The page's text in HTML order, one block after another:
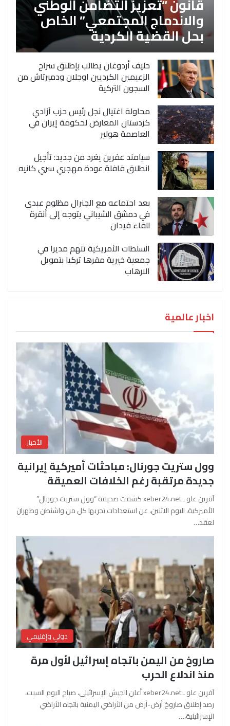
والاندماج المجتمعي” الخاص
بحل القضية الكردية
حليف أردوغان يطالب بإطلاق سراح
الزعيمين الكرديين اوجلان ودميرتاش من
السجون التركية
محاولة اغتيال نجل رئيس حزب آزادي
كردستان المعارض لحكومة إيران في
العاصمة هولير
سيامند عفرين يغرد من جديد: تأجيل
انطلاق قافلة عودة مهجري سري كانيه
بعد اجتماعه مع الجنرال مظلوم عبدي
في دمشق الشيباني يتوجه إلى أنقرة
للقاء فيدان
السلطات الأمريكية تتهم مديرا في
جمعية خيرية مقرها تركيا بتمويل
الارهاب
اخبار عالمية
الأخبار
وول ستريت جورنال: مباحثات أميركية إيرانية
جديدة مرتقبة رغم الخلافات العميقة
آفرين علو ـ xeber24.net كشفت صحيفة “وول ستريت جورنال”
الأميركية، اليوم الاثنين، عن استعدادات تجريها كل من واشنطن وطهران
لعقد…
دولي وإقليمي
صاروخ من اليمن باتجاه إسرائيل لأول مرة
منذ اندلاع الحرب
آفرين علو ـ xeber24.net أعلن الجيش الإسرائيلي، صباح اليوم السبت،
رصد إطلاق صاروخ أرض-أرض من الأراضي اليمنية باتجاه الأراضي
الإسرائيلية،…